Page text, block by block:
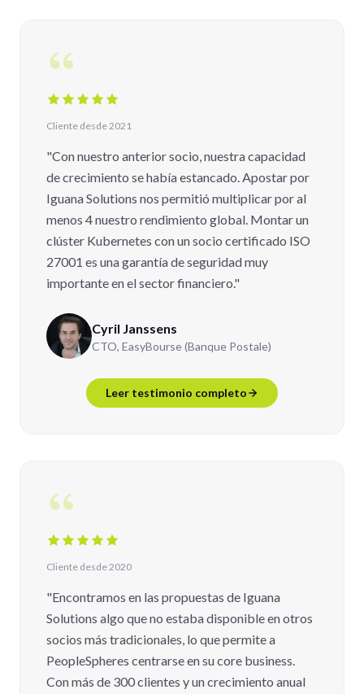
Cliente desde 2021
"Con nuestro anterior socio, nuestra capacidad
de crecimiento se había estancado. Apostar por
Iguana Solutions nos permitió multiplicar por al
menos 4 nuestro rendimiento global. Montar un
clúster Kubernetes con un socio certificado ISO
27001 es una garantía de seguridad muy
importante en el sector financiero."
Cyril Janssens
CTO, EasyBourse (Banque Postale)
Leer testimonio completo
Cliente desde 2020
"Encontramos en las propuestas de Iguana
Solutions algo que no estaba disponible en otros
socios más tradicionales, lo que permite a
PeopleSpheres centrarse en su core business.
Con más de 300 clientes y un crecimiento anual